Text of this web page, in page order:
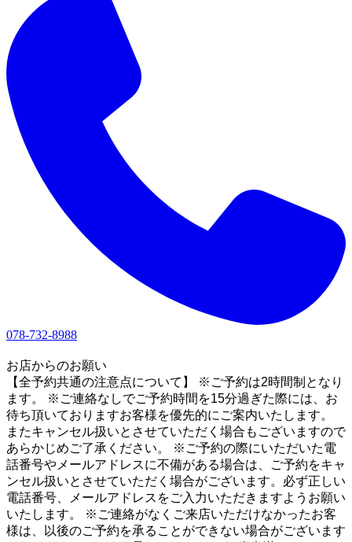
078-732-8988
お店からのお願い
【全予約共通の注意点について】 ※ご予約は2時間制となり
ます。 ※ご連絡なしでご予約時間を15分過ぎた際には、お
待ち頂いておりますお客様を優先的にご案内いたします。
またキャンセル扱いとさせていただく場合もございますので
あらかじめご了承ください。 ※ご予約の際にいただいた電
話番号やメールアドレスに不備がある場合は、ご予約をキャ
ンセル扱いとさせていただく場合がございます。必ず正しい
電話番号、メールアドレスをご入力いただきますようお願い
いたします。 ※ご連絡がなくご来店いただけなかったお客
様は、以後のご予約を承ることができない場合がございます